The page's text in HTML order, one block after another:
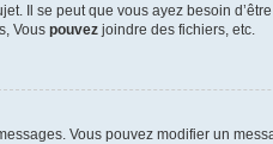
Il se peut que vous ayez besoin
Vous pouvez joindre des fichiers, etc.
Vous pouvez modifier un